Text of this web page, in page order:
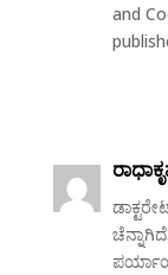
and